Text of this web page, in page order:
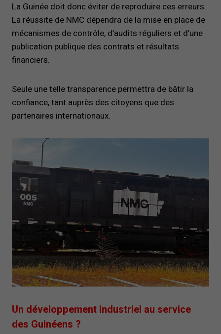
La Guinée doit donc éviter de reproduire ces erreurs.
La réussite de NMC dépendra de la mise en place de
mécanismes de contrôle, d’audits réguliers et d’une
publication publique des contrats et résultats
financiers.
Seule une telle transparence permettra de bâtir la
confiance, tant auprès des citoyens que des
partenaires internationaux.
Un développement industriel au service
des Guinéens ?